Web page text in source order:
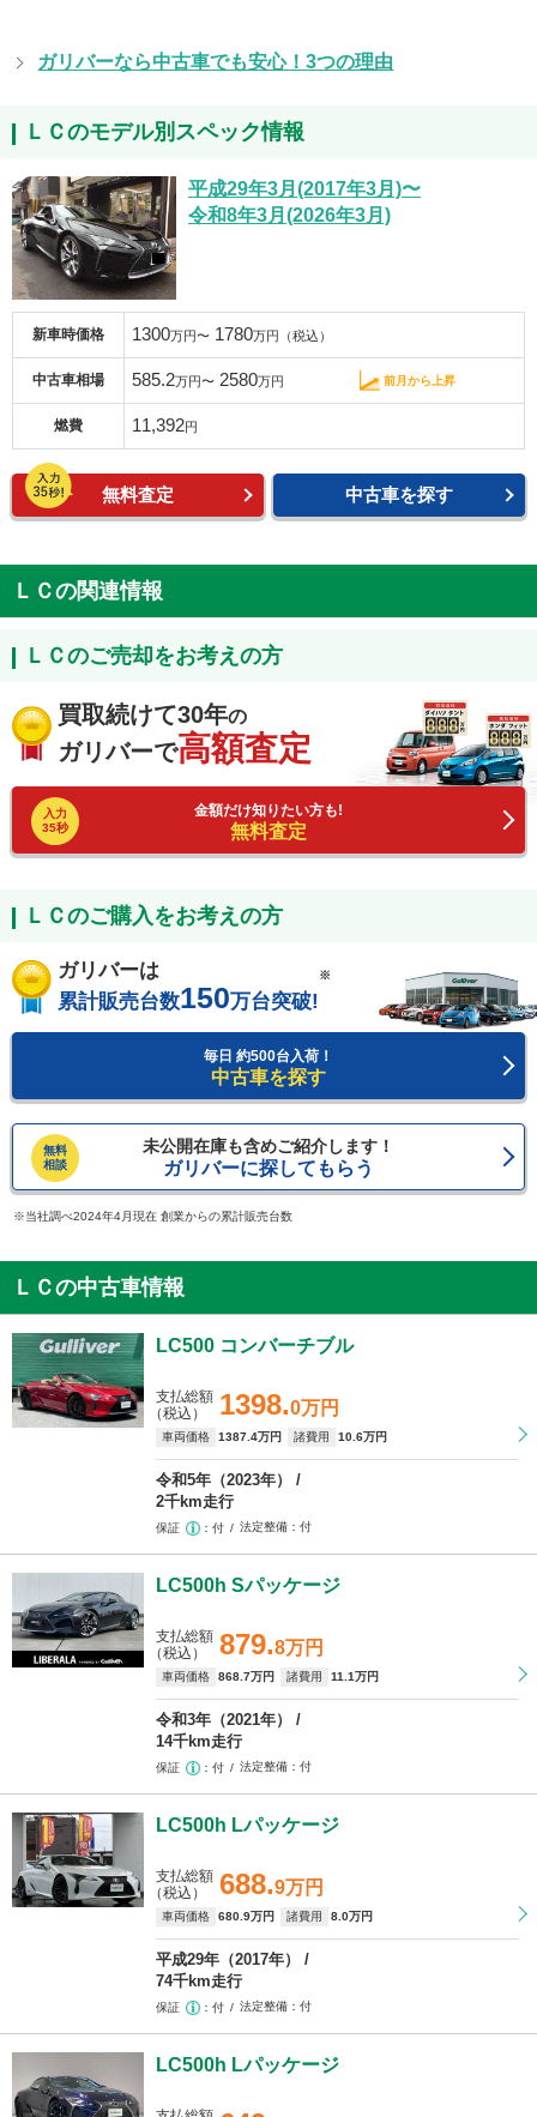
ガリバーなら中古車でも安心！3つの理由
ＬＣのモデル別スペック情報
平成29年3月(2017年3月)〜
令和8年3月(2026年3月)
新車時価格 1300万円〜 1780万円（税込）
中古車相場 585.2万円〜 2580万円 前月から上昇
燃費 11,392円
無料査定 中古車を探す
ＬＣの関連情報
ＬＣのご売却をお考えの方
買取続けて30年の
ガリバーで高額査定
入力
35秒
金額だけ知りたい方も!
無料査定
ＬＣのご購入をお考えの方
ガリバーは
累計販売台数150万台突破!
※
毎日 約500台入荷！
中古車を探す
無料
相談
未公開在庫も含めご紹介します！
ガリバーに探してもらう
当社調べ2024年4月現在 創業からの累計販売台数
ＬＣの中古車情報
LC500 コンバーチブル
1398.0万円
支払総額
（税込）
車両価格 1387 .4万円 諸費用 10 .6万円
令和5年（2023年）
2千km走行
保証 付 法定整備 付
LC500h Sパッケージ
879.8万円
支払総額
（税込）
車両価格 868 .7万円 諸費用 11 .1万円
令和3年（2021年）
14千km走行
保証 付 法定整備 付
LC500h Lパッケージ
688.9万円
支払総額
（税込）
車両価格 680 .9万円 諸費用 8 .0万円
平成29年（2017年）
74千km走行
保証 付 法定整備 付
LC500h Lパッケージ